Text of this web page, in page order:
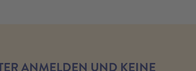
ANMELDEN UND KEINE